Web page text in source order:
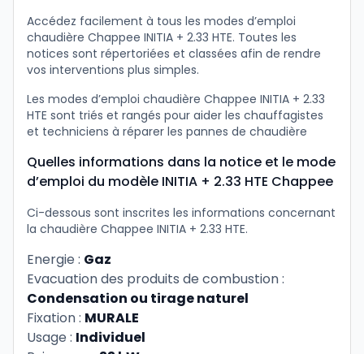
Accédez facilement à tous les modes d’emploi
chaudière Chappee INITIA + 2.33 HTE. Toutes les
notices sont répertoriées et classées afin de rendre
vos interventions plus simples.
Les modes d’emploi chaudière Chappee INITIA + 2.33
HTE sont triés et rangés pour aider les chauffagistes
et techniciens à réparer les pannes de chaudière
Quelles informations dans la notice et le mode
d’emploi du modèle INITIA + 2.33 HTE Chappee
Ci-dessous sont inscrites les informations concernant
la chaudière Chappee INITIA + 2.33 HTE.
Energie : Gaz
Evacuation des produits de combustion :
Condensation ou tirage naturel
Fixation : MURALE
Usage : Individuel